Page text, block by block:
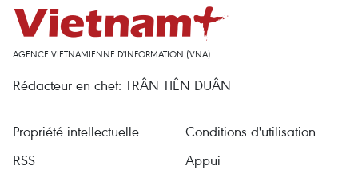
AGENCE VIETNAMIENNE D'INFORMATION (VNA)
Rédacteur en chef: TRÂN TIÊN DUÂN
Propriété intellectuelle
Conditions d'utilisation
RSS
Appui